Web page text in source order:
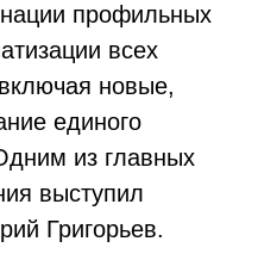
профильных
всех
новые,
единого
из главных
выступил
Григорьев.